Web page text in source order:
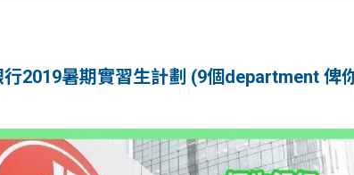
2019暑期實習生計劃 (9個department 俾